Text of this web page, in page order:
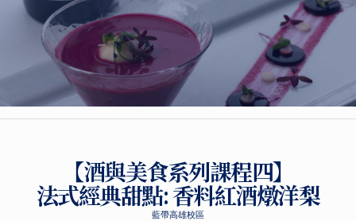
【酒與美食系列課程四】
法式經典甜點: 香料紅酒燉洋梨
藍帶高雄校區